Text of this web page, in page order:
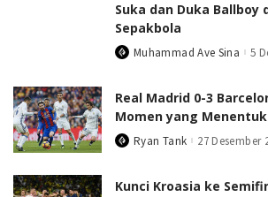
Suka dan Duka Ballboy
Sepakbola
PostedMuhammad Ave Sina 5
Real Madrid 0-3
Momen yang
PostedRyan Tank 27 Desember
Kunci Kroasia ke